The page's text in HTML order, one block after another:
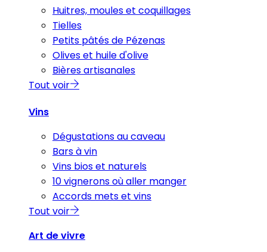
Huitres, moules et coquillages
Tielles
Petits pâtés de Pézenas
Olives et huile d'olive
Bières artisanales
Tout voir
Vins
Dégustations au caveau
Bars à vin
Vins bios et naturels
10 vignerons où aller manger
Accords mets et vins
Tout voir
Art de vivre